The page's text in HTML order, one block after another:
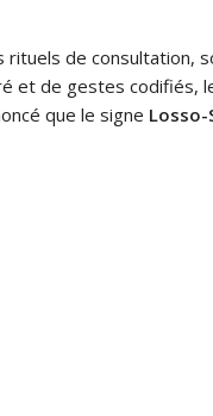
rituels de consultation,
et de gestes codifiés,
que le signe Losso-